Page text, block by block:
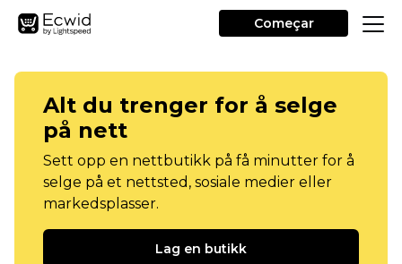
Começar
Alt du trenger for å selge
på nett
Sett opp en nettbutikk på få minutter for å
selge på et nettsted, sosiale medier eller
markedsplasser.
Lag en butikk